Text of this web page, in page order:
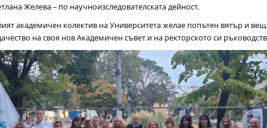
Желева – по научноизследователската дейност.
академичен колектив на Университета желае попътен вятър и
на своя нов Академичен съвет и на ректорското си